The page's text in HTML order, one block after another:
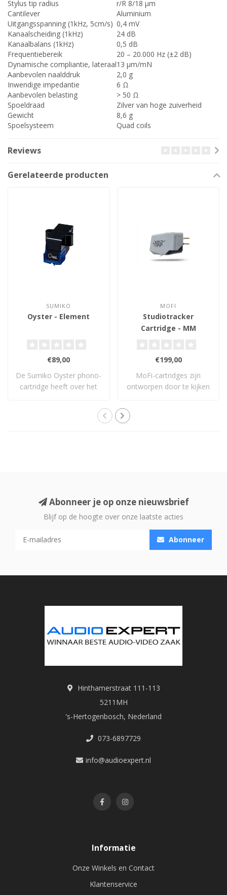
Stylus tip radius
r/R 8/18 μm
Cantilever
Aluminium
Uitgangsspanning (1kHz, 5cm/s) 0,4 mV
Kanaalscheiding (1kHz)
24 dB
Kanaalbalans (1kHz)
0,5 dB
Frequentiebereik
20 – 20.000 Hz (±2 dB)
Dynamische compliantie, lateraal13 µm/mN
Aanbevolen naalddruk
2,0 g
Inwendige impedantie
6 Ω
Aanbevolen belasting
> 50 Ω
Spoeldraad
Zilver van hoge zuiverheid
Gewicht
8,6 g
Spoelsysteem
Quad coils
Reviews
Gerelateerde producten
SUMIKO
Oyster - Element
€89,00
De Sumiko Oyster phono-
cartridge heeft over het
MOFI
Studiotracker
Cartridge - MM
€199,00
MoFi-cartridges zijn
ontworpen door te kijken
Abonneer je op onze nieuwsbrief
Blijf op de hoogte over onze laatste acties
Abonneer
Hinthamerstraat 111-113
5211MH
's-Hertogenbosch, Nederland
073-6897729
info@audioexpert.nl
Informatie
Onze Winkels en Contact
Klantenservice